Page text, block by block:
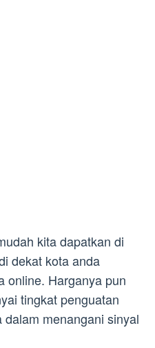
kita dapatkan di
dekat kota anda
online. Harganya pun
tingkat penguatan
menangani sinyal